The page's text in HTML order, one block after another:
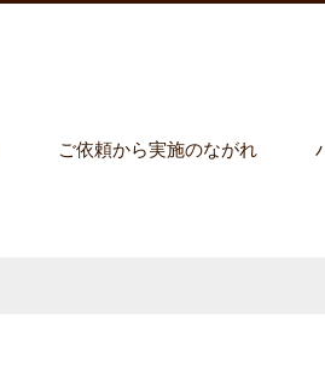
ご依頼から実施のながれ